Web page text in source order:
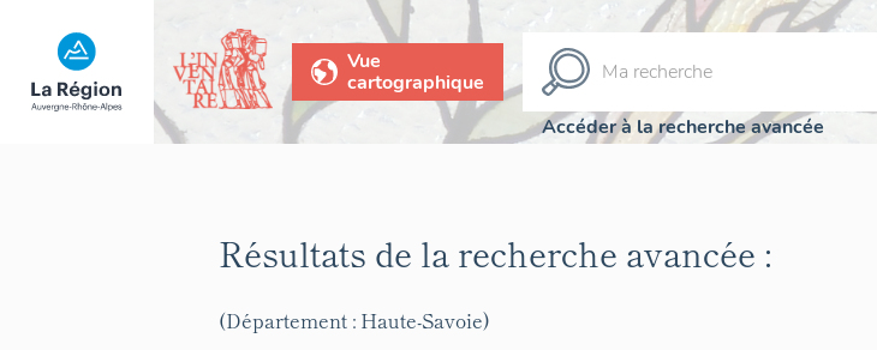
Vue
cartographique
Accéder à la recherche avancée
Résultats de la recherche avancée :
(Département : Haute-Savoie)